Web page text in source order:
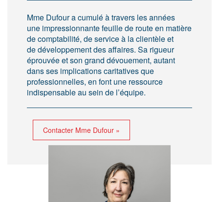
Mme Dufour a cumulé à travers les années
une impressionnante feuille de route en matière
de comptabilité, de service à la clientèle et
de développement des affaires. Sa rigueur
éprouvée et son grand dévouement, autant
dans ses implications caritatives que
professionnelles, en font une ressource
indispensable au sein de l’équipe.
Contacter Mme Dufour »